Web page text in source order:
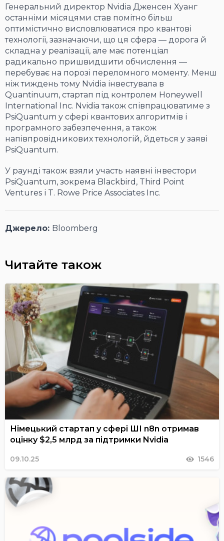
Генеральний директор Nvidia Дженсен Хуанг
останніми місяцями став помітно більш
оптимістично висловлюватися про квантові
технології, зазначаючи, що ця сфера — дорога й
складна у реалізації, але має потенціал
радикально пришвидшити обчислення —
перебуває на порозі переломного моменту. Менш
ніж тиждень тому Nvidia інвестувала в
Quantinuum, стартап під контролем Honeywell
International Inc. Nvidia також співпрацюватиме з
PsiQuantum у сфері квантових алгоритмів і
програмного забезпечення, а також
напівпровідникових технологій, йдеться у заяві
PsiQuantum.
У раунді також взяли участь наявні інвестори
PsiQuantum, зокрема Blackbird, Third Point
Ventures і T. Rowe Price Associates Inc.
Джерело: Bloomberg
Читайте також
Німецький стартап у сфері ШІ n8n отримав
оцінку $2,5 млрд за підтримки Nvidia
09.10.25 1546